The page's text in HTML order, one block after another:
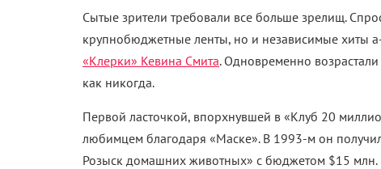
Сытые зрители требовали все больше зрелищ.
крупнобюджетные ленты, но и независимые хиты
«Клерки» Кевина Смита. Одновременно
как никогда.
Первой ласточкой, впорхнувшей в «Клуб 20
любимцем благодаря «Маске». В 1993-м он
Розыск домашних животных» с бюджетом $15